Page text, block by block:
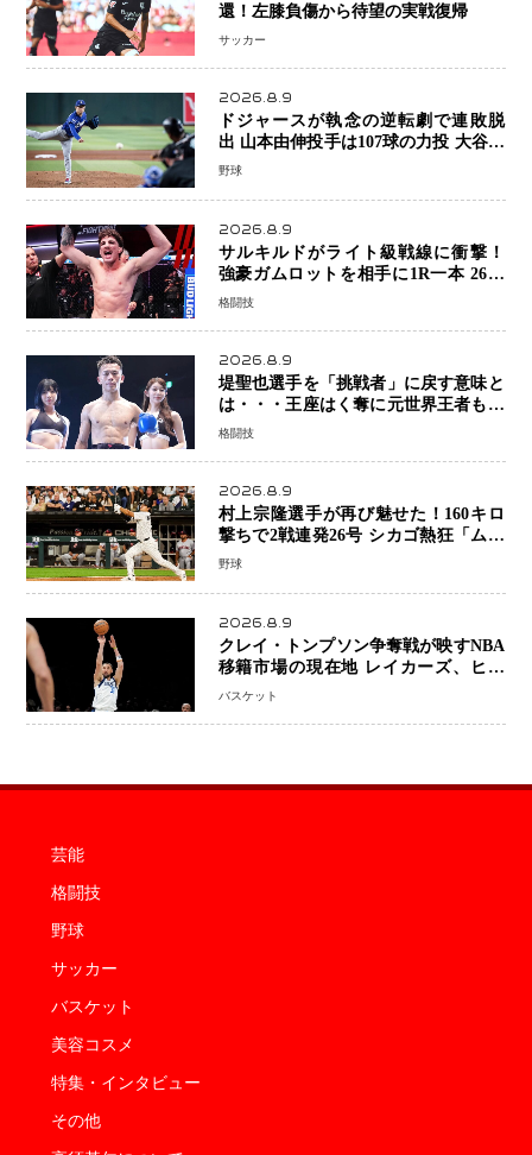
還！左膝負傷から待望の実戦復帰
サッカー
2026.8.9
ドジャースが執念の逆転劇で連敗脱
出 山本由伸投手は107球の力投 大谷翔
平選手が延長10回に勝利を呼び込む一
野球
2026.8.9
サルキルドがライト級戦線に衝撃！
強豪ガムロットを相手に1R一本 26歳
の豪州の新星が「トップ戦線」へ名乗
格闘技
2026.8.9
堤聖也選手を「挑戦者」に戻す意味と
は・・・王座はく奪に元世界王者も疑
問符 見たいのは井上拓真選手、那須
格闘技
2026.8.9
村上宗隆選手が再び魅せた！160キロ
撃ちで2戦連発26号 シカゴ熱狂「ムネ
はスターだ」米ファンの人気も急上昇
野球
2026.8.9
クレイ・トンプソン争奪戦が映すNBA
移籍市場の現在地 レイカーズ、ヒー
トが注目する36歳の名シューターをマ
バスケット
芸能
格闘技
野球
サッカー
バスケット
美容コスメ
特集・インタビュー
その他